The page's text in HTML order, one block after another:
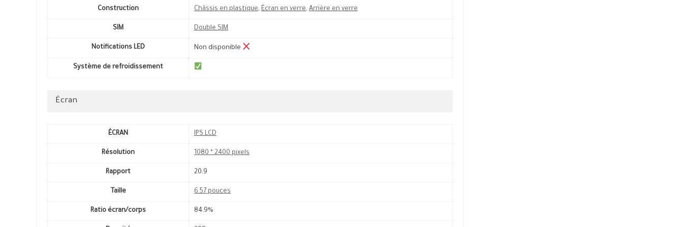
Construction Châssis en plastique, Écran en verre, Arrière en verre
SIM Double SIM
Notifications LED Non disponible
Système de refroidissement
Écran
ÉCRAN IPS LCD
Résolution 1080 * 2400 pixels
Rapport 20:9
Taille 6.57 pouces
Ratio écran/corps 84.9%